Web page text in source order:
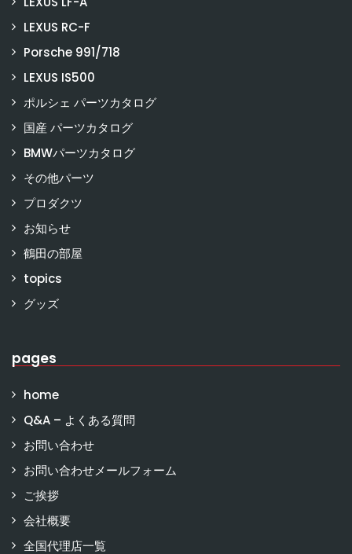
LEXUS RC-F
Porsche 991/718
LEXUS IS500
ポルシェ パーツカタログ
国産 パーツカタログ
BMWパーツカタログ
その他パーツ
プロダクツ
お知らせ
鶴田の部屋
topics
グッズ
pages
home
Q&A – よくある質問
お問い合わせ
お問い合わせメールフォーム
ご挨拶
会社概要
全国代理店一覧